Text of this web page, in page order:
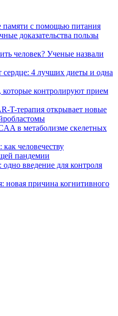
памяти с помощью питания
доказательства пользы
человек? Ученые назвали
сердце: 4 лучших диеты и одна
контролируют прием
T-терапия открывает новые
в метаболизме скелетных
человечеству
пандемии
введение для контроля
новая причина когнитивного